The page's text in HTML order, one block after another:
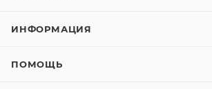
ИНФОРМАЦИЯ
ПОМОЩЬ